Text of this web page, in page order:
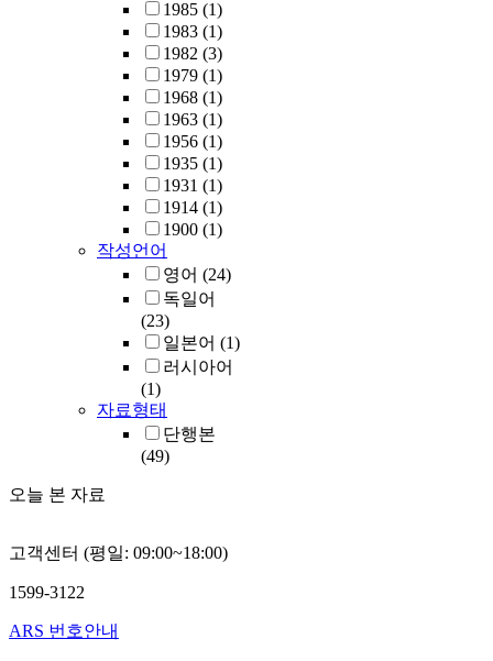
1985 (1)
1983 (1)
1982 (3)
1979 (1)
1968 (1)
1963 (1)
1956 (1)
1935 (1)
1931 (1)
1914 (1)
1900 (1)
작성언어
영어 (24)
독일어
(23)
일본어 (1)
러시아어
(1)
자료형태
단행본
(49)
오늘 본 자료
고객센터 (평일: 09:00~18:00)
1599-3122
ARS 번호안내